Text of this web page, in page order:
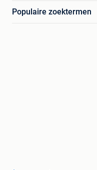
Populaire zoektermen